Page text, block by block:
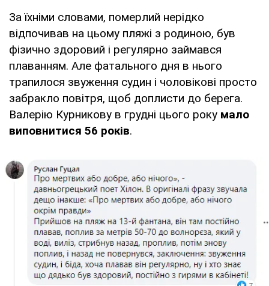
За їхніми словами, померлий нерідко
відпочивав на цьому пляжі з родиною, був
фізично здоровий і регулярно займався
плаванням. Але фатального дня в нього
трапилося звуження судин і чоловікові просто
забракло повітря, щоб доплисти до берега.
Валерію Курникову в грудні цього року мало
виповнитися 56 років.